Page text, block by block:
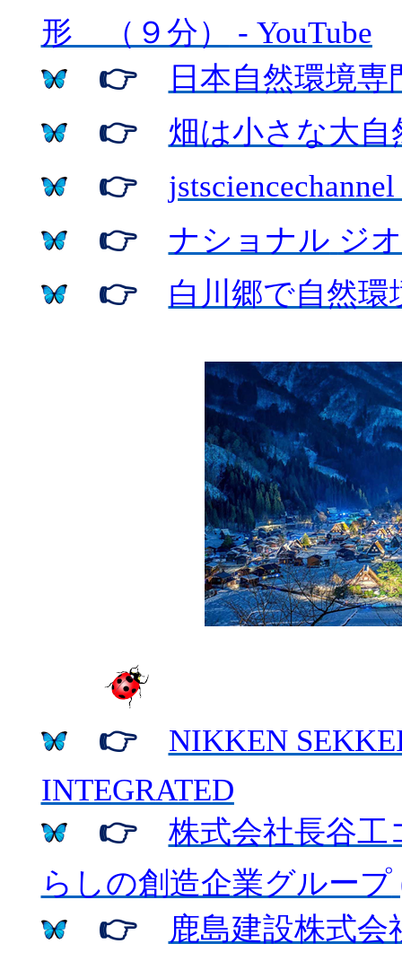
形 （９分）
- YouTube
👉
日本自然環境
👉
畑は小さな大自
👉
👉
ナショナル ジ
👉
白川郷で自然
👉
NIKKEN
INTEGRATED
👉
株式会社長谷
らしの創造企業グループ
👉
鹿島建設株式会